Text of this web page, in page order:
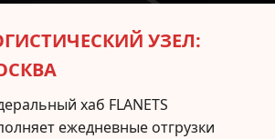
УЗЕЛ:
хаб FLANETS
ежедневные отгрузки